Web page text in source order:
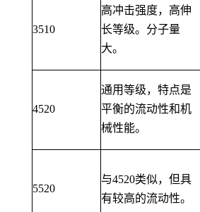
3510
高冲击强度，高伸
长等级。分子量
大。
4520
通用等级，特点是
平衡的流动性和机
械性能。
5520
与4520类似，但具
有较高的流动性。